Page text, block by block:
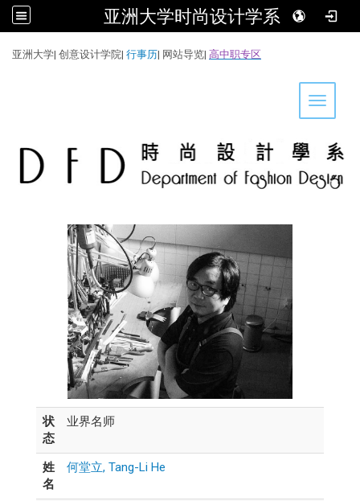
亚洲大学时尚设计学系
亚洲大学| 创意设计学院| 行事历| 网站导览| 高中职专区
Toggle
状
态
业界名师
姓
名
何堂立, Tang-Li He